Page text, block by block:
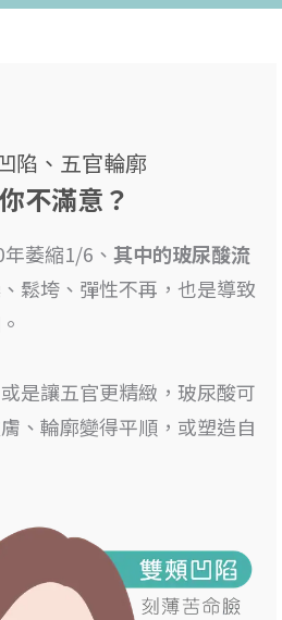
陷、五官輪廓
不滿意？
萎縮1/6、 其中的玻尿酸流
鬆垮、彈性不再，也是導致
。
是讓五官更精緻， 玻尿酸可
膚、輪廓變得平順，或塑造自